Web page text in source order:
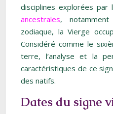
disciplines explorées par
ancestrales,
zodiaque, la Vierge
Considéré comme le
terre, l’analyse et la
caractéristiques de ce
des natifs.
Dates du signe